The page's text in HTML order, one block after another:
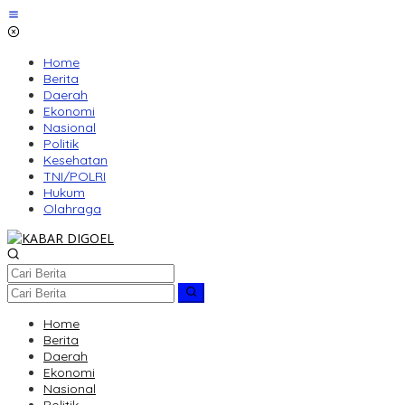
Lewati
ke
Home
Berita
Daerah
Ekonomi
Nasional
Politik
Kesehatan
TNI/POLRI
Hukum
Olahraga
Home
Berita
Daerah
Ekonomi
Nasional